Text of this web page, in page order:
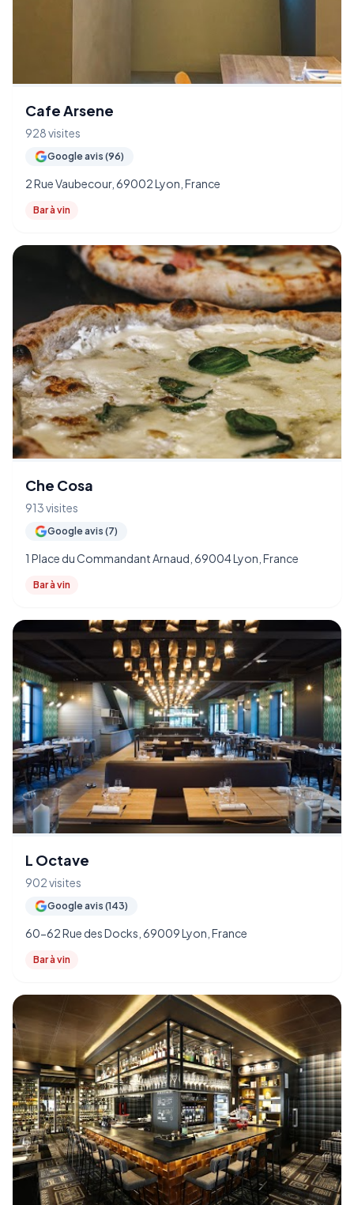
Cafe Arsene
928 visites
Google avis (96)
2 Rue Vaubecour, 69002 Lyon, France
Bar à vin
Che Cosa
913 visites
Google avis (7)
1 Place du Commandant Arnaud, 69004 Lyon, France
Bar à vin
L Octave
902 visites
Google avis (143)
60-62 Rue des Docks, 69009 Lyon, France
Bar à vin